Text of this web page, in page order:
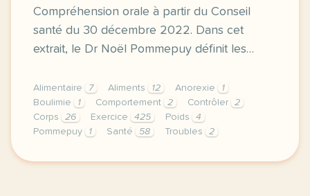
Compréhension orale à partir du Conseil
santé du 30 décembre 2022. Dans cet
extrait, le Dr Noël Pommepuy définit les…
Alimentaire 7 Aliments 12 Anorexie
1
Boulimie
1 Comportement 2 Contrôler
2
Corps
26 Exercice 425 Poids
4
Pommepuy
1 Santé 58 Troubles 2
exercice b1 sante definir une maladie les